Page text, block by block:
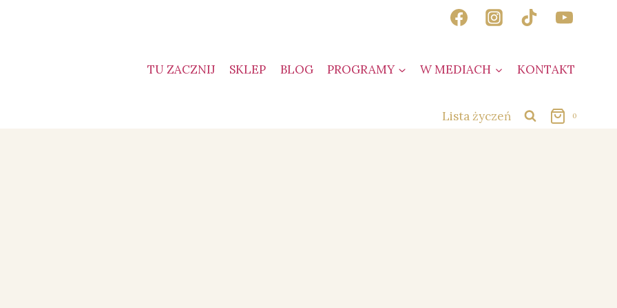
TU ZACZNIJ SKLEP BLOG PROGRAMY W MEDIACH KONTAKT
Lista życzeń 0